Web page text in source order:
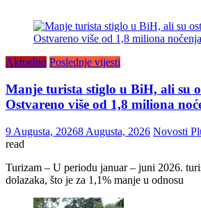
Aktuelno Poslednje vijesti
Manje turista stiglo u BiH, ali su
Ostvareno više od 1,8 miliona
9 Augusta, 20268 Augusta, 2026 Novosti
read
Turizam – U periodu januar – juni 2026.
dolazaka, što je za 1,1% manje u odnosu